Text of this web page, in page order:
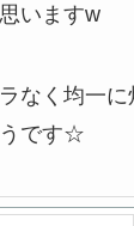
いますw
なく均一
うです☆